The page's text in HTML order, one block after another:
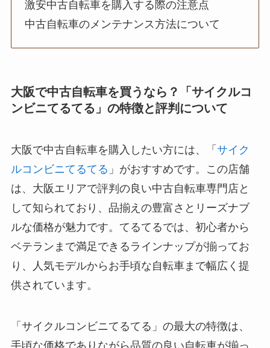
激安中古自転車を購入する際の注意点
中古自転車のメンテナンス方法について
大阪で中古自転車を買うなら？「サイクルコ
ンビニてるてる」の特徴と評判について
大阪で中古自転車を購入したい方には、「 サイク
ルコンビニてるてる 」がおすすめです。この店舗
は、大阪エリアで評判の良い中古自転車専門店と
して知られており、品揃えの豊富さとリーズナブ
ルな価格が魅力です。てるてるでは、初心者から
ベテランまで満足できるラインナップが揃ってお
り、人気モデルからお手頃な自転車まで幅広く提
供されています。
「サイクルコンビニてるてる」の最大の特徴は、